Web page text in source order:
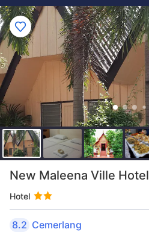
New Maleena Ville Hotel
Hotel
8.2 Cemerlang